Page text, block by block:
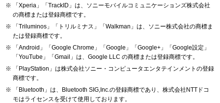
「Xperia」「TrackID」は、ソニーモバイルコミュニケーションズ株式会社
の商標または登録商標です。
「Triluminos」「トリルミナス」「Walkman」は、ソニー株式会社の商標ま
たは登録商標です。
「Android」「Google Chrome」「Google」「Google+」「Google設定」
「YouTube」「Gmail」は、Google LLC の商標または登録商標です。
「PlayStation」は株式会社ソニー・コンピュータエンタテインメントの登録
商標です。
「Bluetooth」は、Bluetooth SIG,Inc.の登録商標であり、株式会社NTTドコ
モはライセンスを受けて使用しております。